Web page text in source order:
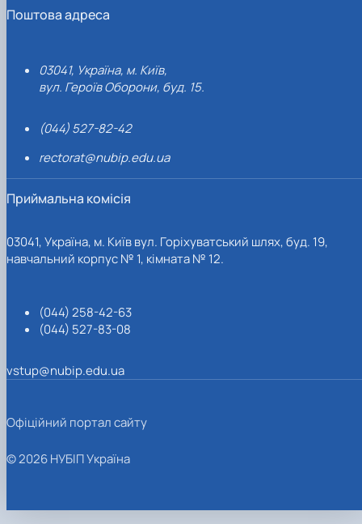
Поштова адреса
03041, Україна, м. Київ,
вул. Героїв Оборони, буд. 15.
(044) 527-82-42
rectorat@nubip.edu.ua
Приймальна комісія
03041, Україна, м. Київ вул. Горіхуватський шлях, буд. 19,
навчальний корпус № 1, кімната № 12.
(044) 258-42-63
(044) 527-83-08
vstup@nubip.edu.ua
Офіційний портал сайту
© 2026 НУБІП Україна